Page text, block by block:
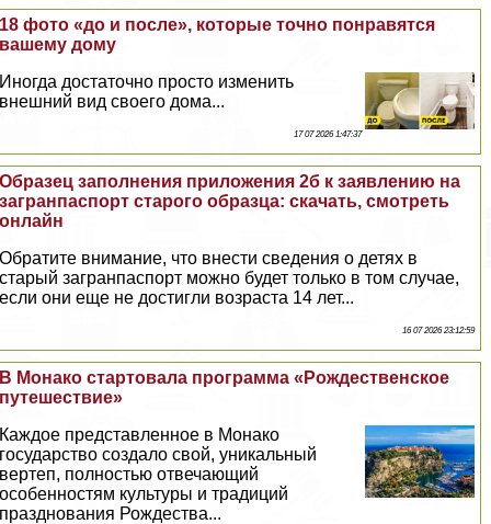
18 фото «до и после», которые точно понравятся
вашему дому
Иногда достаточно просто изменить
внешний вид своего дома...
17 07 2026 1:47:37
Образец заполнения приложения 2б к заявлению на
загранпаспорт старого образца: скачать, смотреть
онлайн
Обратите внимание, что внести сведения о детях в
старый загранпаспорт можно будет только в том случае,
если они еще не достигли возраста 14 лет...
16 07 2026 23:12:59
В Монако стартовала программа «Рождественское
путешествие»
Каждое представленное в Монако
государство создало свой, уникальный
вертеп, полностью отвечающий
особенностям культуры и традиций
празднования Рождества...